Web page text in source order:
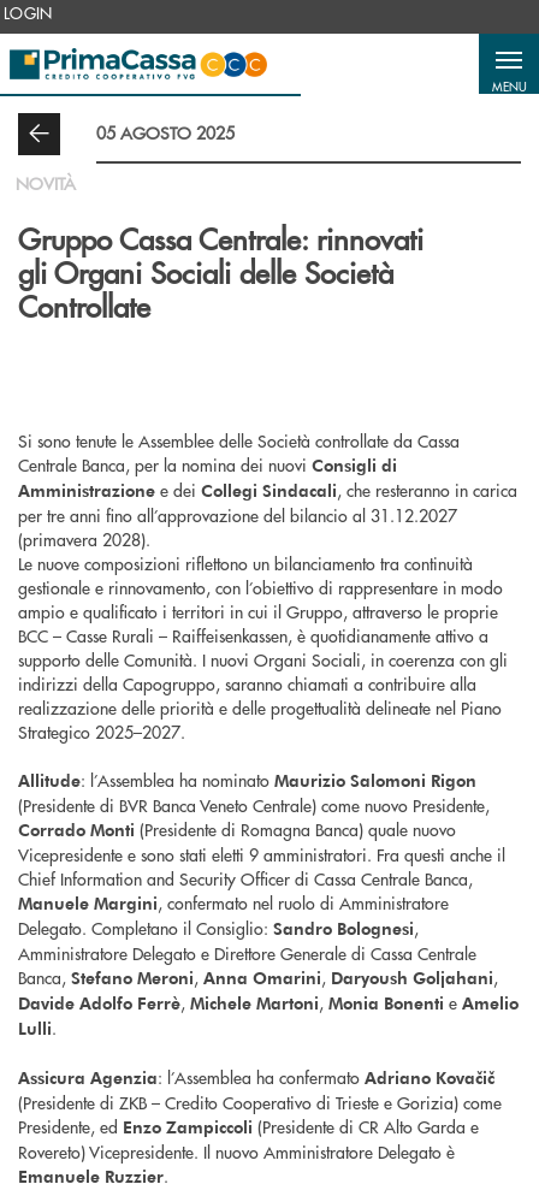
Salta al contenuto principale
LOGIN
MENU
05 AGOSTO 2025
NOVITÀ
Gruppo Cassa Centrale: rinnovati
gli Organi Sociali delle Società
Controllate
Si sono tenute le Assemblee delle Società controllate da Cassa
Centrale Banca, per la nomina dei nuovi Consigli di
Amministrazione e dei Collegi Sindacali, che resteranno in carica
per tre anni fino all’approvazione del bilancio al 31.12.2027
(primavera 2028).
Le nuove composizioni riflettono un bilanciamento tra continuità
gestionale e rinnovamento, con l’obiettivo di rappresentare in modo
ampio e qualificato i territori in cui il Gruppo, attraverso le proprie
BCC – Casse Rurali – Raiffeisenkassen, è quotidianamente attivo a
supporto delle Comunità. I nuovi Organi Sociali, in coerenza con gli
indirizzi della Capogruppo, saranno chiamati a contribuire alla
realizzazione delle priorità e delle progettualità delineate nel Piano
Strategico 2025–2027.
Allitude: l’Assemblea ha nominato Maurizio Salomoni Rigon
(Presidente di BVR Banca Veneto Centrale) come nuovo Presidente,
Corrado Monti (Presidente di Romagna Banca) quale nuovo
Vicepresidente e sono stati eletti 9 amministratori. Fra questi anche il
Chief Information and Security Officer di Cassa Centrale Banca,
Manuele Margini, confermato nel ruolo di Amministratore
Delegato. Completano il Consiglio: Sandro Bolognesi,
Amministratore Delegato e Direttore Generale di Cassa Centrale
Banca, Stefano Meroni, Anna Omarini, Daryoush Goljahani,
Davide Adolfo Ferrè, Michele Martoni, Monia Bonenti e Amelio
Lulli.
Assicura Agenzia: l’Assemblea ha confermato Adriano Kovačič
(Presidente di ZKB – Credito Cooperativo di Trieste e Gorizia) come
Presidente, ed Enzo Zampiccoli (Presidente di CR Alto Garda e
Rovereto) Vicepresidente. Il nuovo Amministratore Delegato è
Emanuele Ruzzier.